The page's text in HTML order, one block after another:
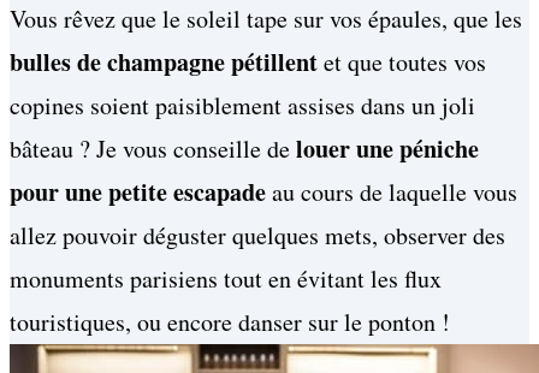
Vous rêvez que le soleil tape sur vos épaules, que les
bulles de champagne pétillentet que toutes vos
copines soient paisiblement assises dans un joli
bâteau ?Je vous conseille delouer une péniche
pour une petite escapadeau cours de laquelle vous
allez pouvoir déguster quelques mets, observer des
monuments parisiens tout en évitant les flux
touristiques, ou encore danser sur le ponton !